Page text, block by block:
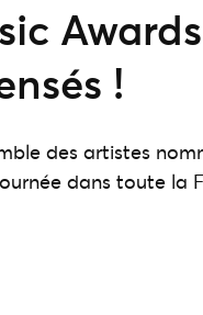
!
des artistes
dans toute la